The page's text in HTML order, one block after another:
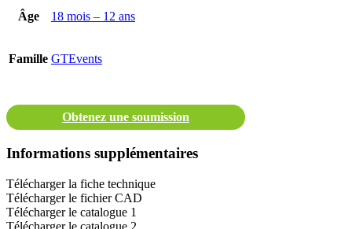
Obtenez une soumission
Informations supplémentaires
Télécharger la fiche technique
Télécharger le fichier CAD
Télécharger le catalogue 1
Télécharger le catalogue 2
Âge 18 mois – 12 ans
Famille GTEvents